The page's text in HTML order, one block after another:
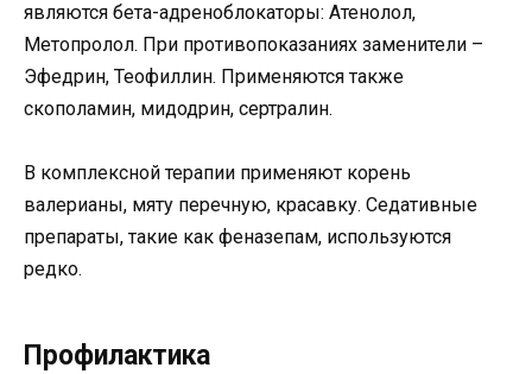
являются бета-адреноблокаторы: Атенолол,
Метопролол. При противопоказаниях заменители –
Эфедрин, Теофиллин. Применяются также
скополамин, мидодрин, сертралин.
В комплексной терапии применяют корень
валерианы, мяту перечную, красавку. Седативные
препараты, такие как феназепам, используются
редко.
Профилактика